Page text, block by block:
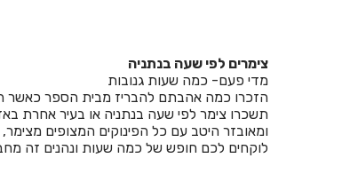
צימרים לפי שעה בנתניה
מדי פעם- כמה שעות גנובות
הזכרו כמה אהבתם להבריז מבית הספר כאשר
תשכרו צימר לפי שעה בנתניה או בעיר אחרת
ומאובזר היטב עם כל הפינוקים המצופים
לוקחים לכם חופש של כמה שעות ונהנים זה